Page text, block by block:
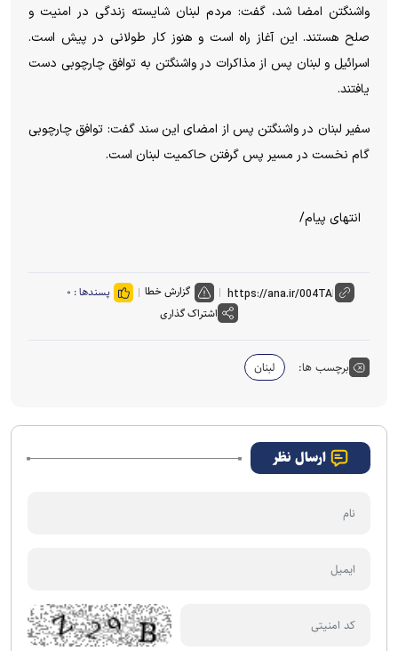
واشنگتن امضا شد، گفت: مردم لبنان شایسته زندگی در امنیت و
صلح هستند. این آغاز راه است و هنوز کار طولانی در پیش است.
اسرائیل و لبنان پس از مذاکرات در واشنگتن به توافق چارچوبی دست
یافتند.
سفیر لبنان در واشنگتن پس از امضای این سند گفت: توافق چارچوبی
گام نخست در مسیر پس گرفتن حاکمیت لبنان است.
انتهای پیام/
گزارش خطا پسندها : ۰
اشتراک گذاری
برچسب ها: لبنان
ارسال نظر